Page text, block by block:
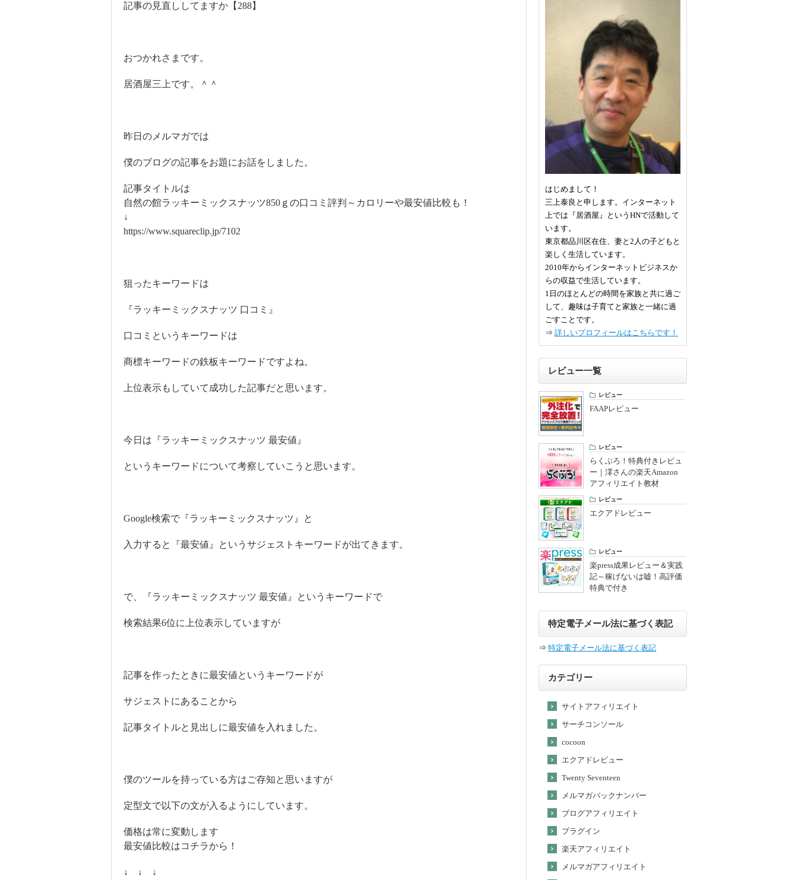
記事の見直ししてますか【288】
おつかれさまです。
居酒屋三上です。＾＾
昨日のメルマガでは
僕のブログの記事をお題にお話をしました。
記事タイトルは
自然の館ラッキーミックスナッツ850ｇの口コミ評判～カロリーや最安値比較も！
↓
https://www.squareclip.jp/7102
狙ったキーワードは
『ラッキーミックスナッツ 口コミ』
口コミというキーワードは
商標キーワードの鉄板キーワードですよね。
上位表示もしていて成功した記事だと思います。
今日は『ラッキーミックスナッツ 最安値』
というキーワードについて考察していこうと思います。
Google検索で『ラッキーミックスナッツ』と
入力すると『最安値』というサジェストキーワードが出てきます。
で、『ラッキーミックスナッツ 最安値』というキーワードで
検索結果6位に上位表示していますが
記事を作ったときに最安値というキーワードが
サジェストにあることから
記事タイトルと見出しに最安値を入れました。
僕のツールを持っている方はご存知と思いますが
定型文で以下の文が入るようにしています。
価格は常に変動します
最安値比較はコチラから！
↓ ↓ ↓
はじめまして！
三上泰良と申します。インターネット
上では『居酒屋』というHNで活動して
います。
東京都品川区在住、妻と2人の子どもと
楽しく生活しています。
2010年からインターネットビジネスか
らの収益で生活しています。
1日のほとんどの時間を家族と共に過ご
して、趣味は子育てと家族と一緒に過
ごすことです。
⇒ 詳しいプロフィールはこちらです！
レビュー一覧
レビュー
FAAPレビュー
レビュー
らくぶろ！特典付きレビュ
ー｜澪さんの楽天Amazon
アフィリエイト教材
レビュー
エクアドレビュー
レビュー
楽press成果レビュー＆実践
記～稼げないは嘘！高評価
特典で付き
特定電子メール法に基づく表記
⇒ 特定電子メール法に基づく表記
カテゴリー
サイトアフィリエイト
サーチコンソール
cocoon
エクアドレビュー
Twenty Seventeen
メルマガバックナンバー
ブログアフィリエイト
プラグイン
楽天アフィリエイト
メルマガアフィリエイト